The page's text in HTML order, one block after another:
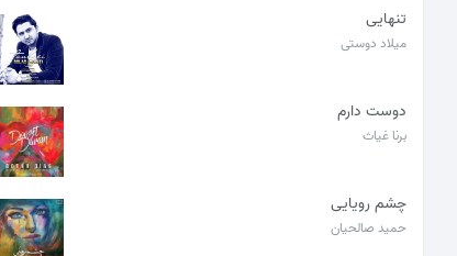
تنهایی
میلاد دوستی
دوست دارم
برنا غیاث
چشم رویایی
حمید صالحیان